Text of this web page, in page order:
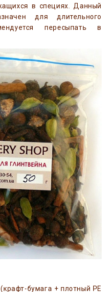
в специях. Данный
для длительного
пересыпать в
бумага + плотный РЕ